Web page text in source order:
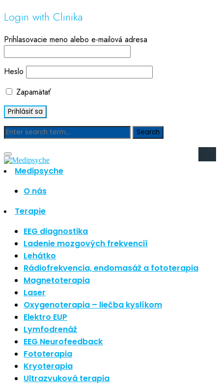
Login with Clinika
Prihlasovacie meno alebo e-mailová adresa
Heslo
Zapamätať
Medipsyche
O nás
Terapie
EEG diagnostika
Ladenie mozgových frekvencií
Lehátko
Rádiofrekvencia, endomasáž a fototerapia
Magnetoterapia
Laser
Oxygenoterapia – liečba kyslíkom
Elektro EUP
Lymfodrenáž
EEG Neurofeedback
Fototerapia
Kryoterapia
Ultrazvuková terapia
Blog
Hľadať
Najnovšie články
Nové polarizované svetlo
So psoriázou netreba žiť
Rozšírenie služieb
Hudba a vývoj mozgu
Najnovšie komentáre
Žiadne komentáre na zobrazenie.
Archív
september 2021
apríl 2021
august 2020